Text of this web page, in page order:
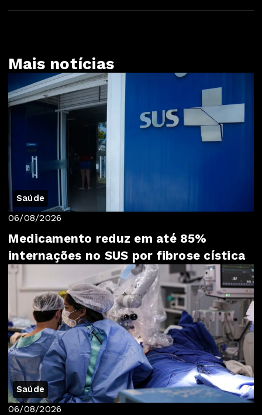
Mais notícias
Saúde
06/08/2026
Medicamento reduz em até 85%
internações no SUS por fibrose cística
Saúde
06/08/2026